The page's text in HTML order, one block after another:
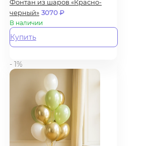
Фонтан из шаров «Красно-
черный» 3070₽
В наличии
Купить
- 1%